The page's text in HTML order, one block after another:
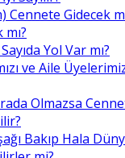
Cennete Gidecek
Yol Var mı?
ve Aile
Olmazsa
Bakıp Hala